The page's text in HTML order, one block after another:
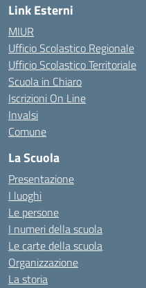
Link Esterni
MIUR
Ufficio Scolastico Regionale
Ufficio Scolastico Territoriale
Scuola in Chiaro
Iscrizioni On Line
Invalsi
Comune
La Scuola
Presentazione
I luoghi
Le persone
I numeri della scuola
Le carte della scuola
Organizzazione
La storia